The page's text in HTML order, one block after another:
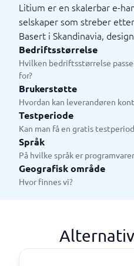
Litium er en skalerbar e-
selskaper som streber
Basert i Skandinavia,
Bedriftsstørrelse
Hvilken bedriftsstørrelse
for?
Brukerstøtte
Hvordan kan leverandøren
Testperiode
Kan man få en gratis
Språk
På hvilke språk er
Geografisk område
Hvor finnes vi?